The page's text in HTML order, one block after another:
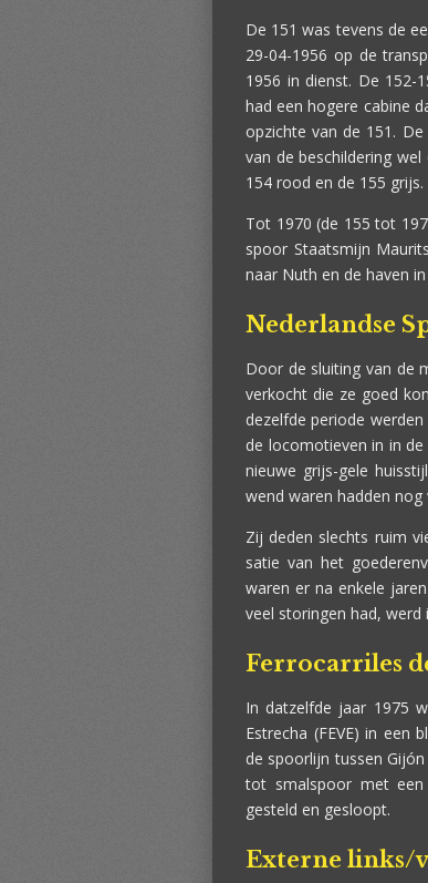
De 151 was tevens de
29-04-1956 op de
1956 in dienst. De 152-
had een hogere cabine
opzichte van de 151.
van de beschildering
154 rood en de 155 grijs.
Tot 1970 (de 155 tot
spoor Staatsmijn
naar Nuth en de haven in
Nederlandse
Door de sluiting van de
verkocht die ze goed
dezelfde periode
de locomotieven in in
nieuwe grijs-gele
wend waren hadden
Zij deden slechts ruim
satie van het
waren er na enkele
veel storingen had, werd
Ferrocarriles
In datzelfde jaar 1975
Estrecha (FEVE) in een
de spoorlijn tussen
tot smalspoor met
gesteld en gesloopt.
Externe links/